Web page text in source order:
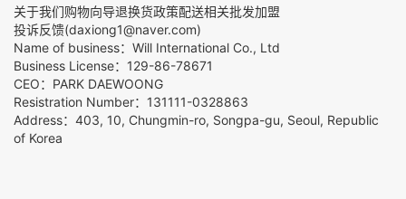
关于我们购物向导退换货政策配送相关批发加盟
投诉反馈(daxiong1@naver.com)
Name of business：Will International Co., Ltd
Business License：129-86-78671
CEO：PARK DAEWOONG
Resistration Number：131111-0328863
Address：403, 10, Chungmin-ro, Songpa-gu, Seoul, Republic
of Korea